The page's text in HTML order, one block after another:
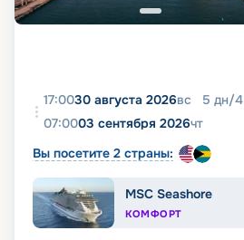
17:0030 августа 2026вс 5 дн/4
07:0003 сентября 2026чт
Вы посетите 2 страны:
MSC Seashore
КОМФОРТ